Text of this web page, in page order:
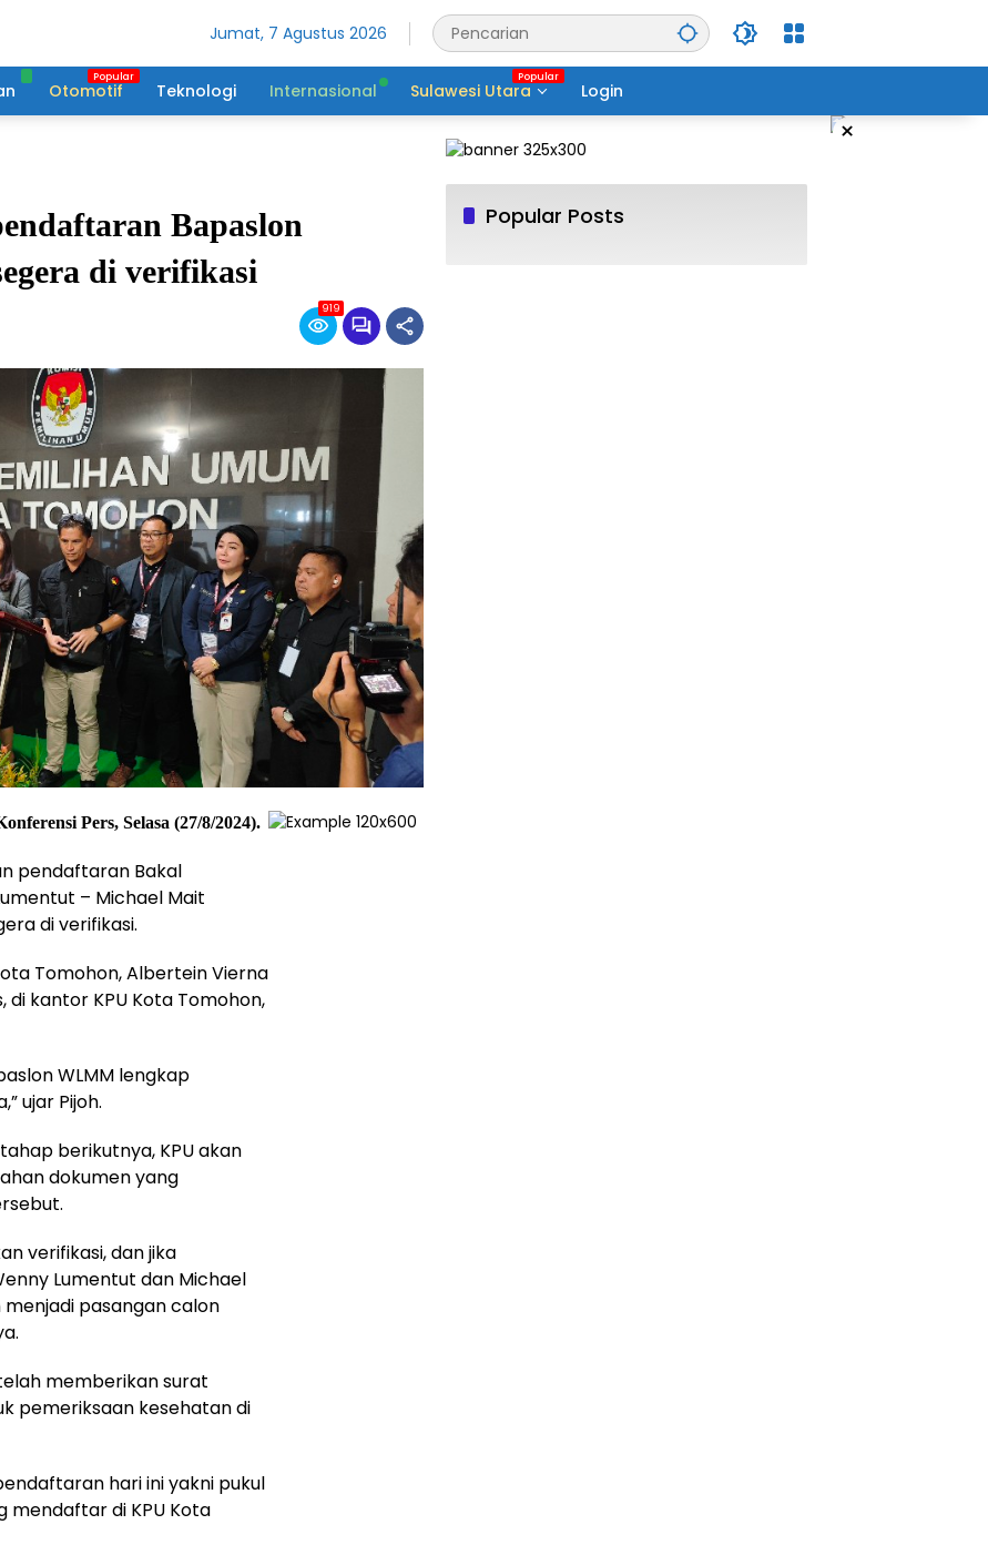
Jumat, 7 Agustus 2026
Otomotif Teknologi Internasional Sulawesi Utara Login
×
Bapaslon
di verifikasi
919
Pers, Selasa (27/8/2024).
pendaftaran Bakal
– Michael Mait
di verifikasi.
Tomohon, Albertein Vierna
di kantor KPU Kota Tomohon,
WLMM lengkap
ujar Pijoh.
berikutnya, KPU akan
dokumen yang
verifikasi, dan jika
Lumentut dan Michael
pasangan calon
memberikan surat
pemeriksaan kesehatan di
hari ini yakni pukul
mendaftar di KPU Kota
Popular Posts